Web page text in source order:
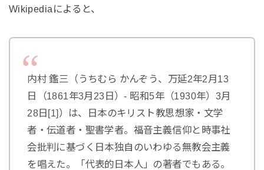
Wikipediaによると、
内村 鑑三（うちむら かんぞう、万延2年2月13
日（1861年3月23日）- 昭和5年（1930年）3月
28日[1]）は、日本のキリスト教思想家・文学
者・伝道者・聖書学者。福音主義信仰と時事社
会批判に基づく日本独自のいわゆる無教会主義
を唱えた。「代表的日本人」の著者でもある。